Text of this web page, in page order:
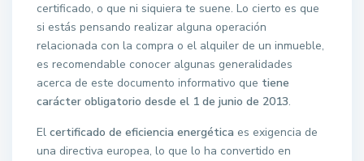
certificado, o que ni siquiera te suene. Lo cierto es que
si estás pensando realizar alguna operación
relacionada con la compra o el alquiler de un inmueble,
es recomendable conocer algunas generalidades
acerca de este documento informativo que tiene
carácter obligatorio desde el 1 de junio de 2013.
Elcertificado de eficiencia energética es exigencia de
una directiva europea, lo que lo ha convertido en